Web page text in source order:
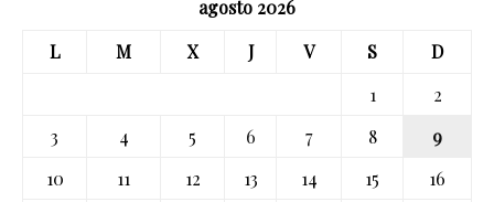
agosto 2026
L
M X J V S
D
1
2
3
4 5 6 7 8
9
10
11 12 13 14 15
16